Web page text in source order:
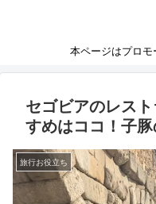
本ページはプロモ
セゴビアのレス
すめはココ！子
旅行お役立ち